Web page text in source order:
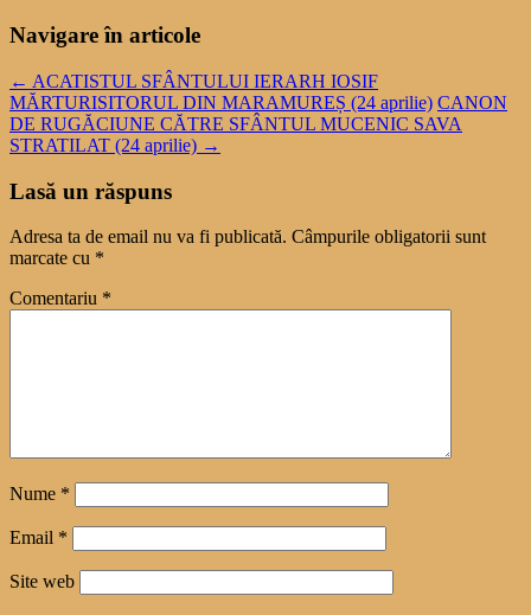
Navigare în articole
← ACATISTUL SFÂNTULUI IERARH IOSIF
MĂRTURISITORUL DIN MARAMUREȘ (24 aprilie) CANON
DE RUGĂCIUNE CĂTRE SFÂNTUL MUCENIC SAVA
STRATILAT (24 aprilie) →
Lasă un răspuns
Adresa ta de email nu va fi publicată. Câmpurile obligatorii sunt
marcate cu *
Comentariu *
Nume *
Email *
Site web